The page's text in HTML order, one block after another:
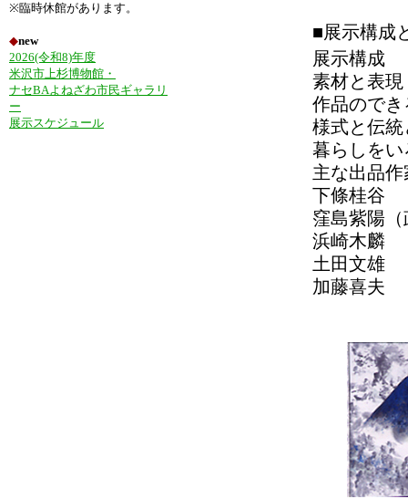
※臨時休館があります。
◆new
2026(令和8)年度
米沢市上杉博物館・
ナセBAよねざわ市民ギャラリ
ー
展示スケジュール
■展示構成
展示構成
素材と表現
作品のでき
様式と伝統
暮らしをい
主な出品作
下條桂谷
窪島紫陽
浜崎木麟
土田文雄
加藤喜